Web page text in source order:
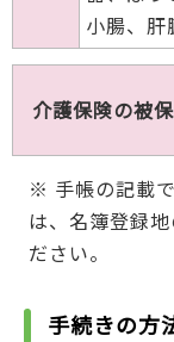
小腸、肝
介護保険の被
※ 手帳の記載
は、名簿登録
ださい。
手続きの方